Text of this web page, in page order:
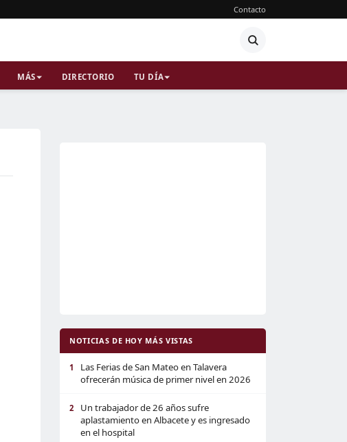
Contacto
MÁS DIRECTORIO TU DÍA
NOTICIAS DE HOY MÁS VISTAS
1
Las Ferias de San Mateo en Talavera
ofrecerán música de primer nivel en 2026
2
Un trabajador de 26 años sufre
aplastamiento en Albacete y es ingresado
en el hospital